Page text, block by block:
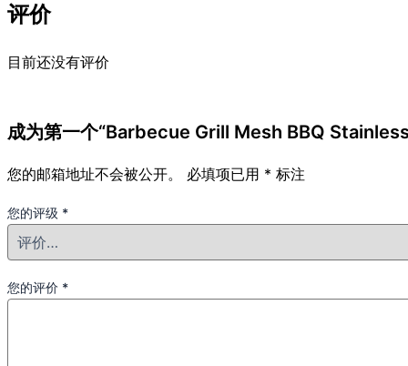
评价
目前还没有评价
成为第一个“Barbecue Grill Mesh BBQ
您的邮箱地址不会被公开。 必填项已用 * 标注
您的评级 *
您的评价 *